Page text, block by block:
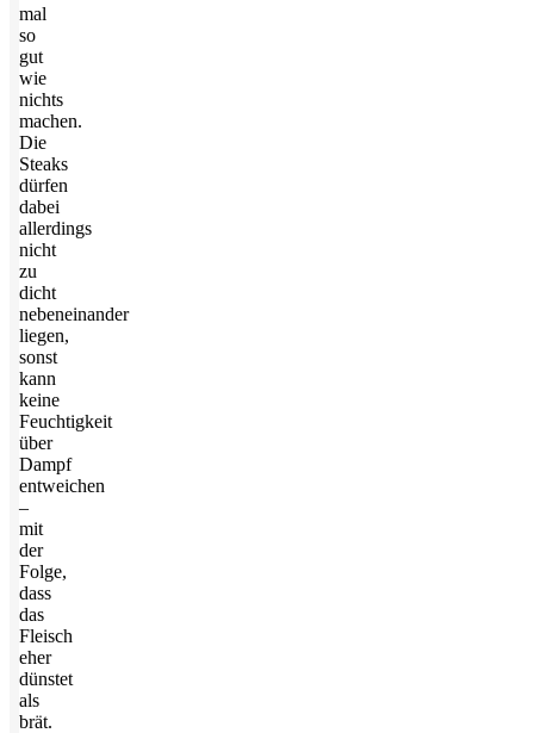
mal
so
gut
wie
nichts
machen.
Die
Steaks
dürfen
dabei
allerdings
nicht
zu
dicht
nebeneinander
liegen,
sonst
kann
keine
Feuchtigkeit
über
Dampf
entweichen
–
mit
der
Folge,
dass
das
Fleisch
eher
dünstet
als
brät.